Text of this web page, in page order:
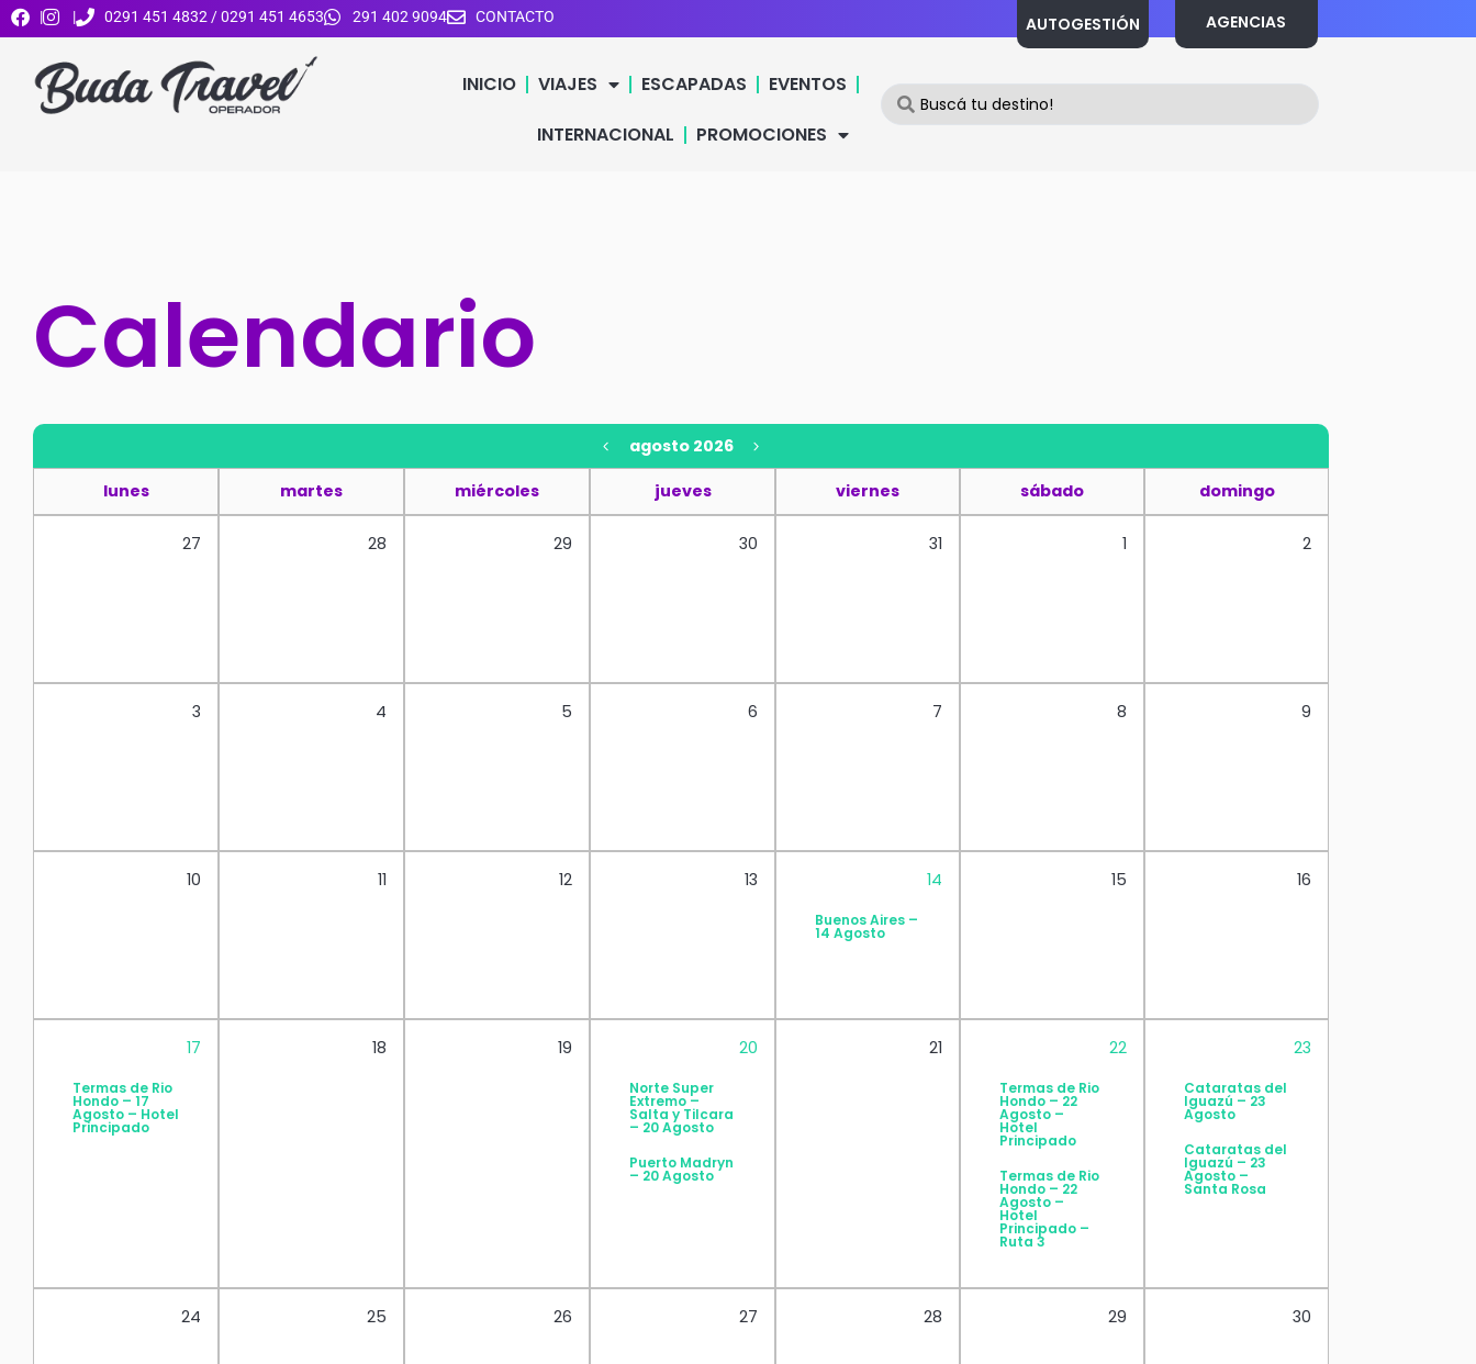
| | 0291 451 4832 / 0291 451 4653 291 402 9094 CONTACTO AUTOGESTIÓN AGENCIAS
INICIO VIAJES ESCAPADAS
EVENTOS
INTERNACIONAL
PROMOCIONES
Calendario
agosto 2026
lunes martes miércoles jueves viernes sábado domingo
27 28 29 30 31 1 2
3 4 5 6 7 8 9
10 11 12 13 14
Buenos Aires –
14 Agosto
15 16
17
Termas de Rio
Hondo – 17
Agosto – Hotel
Principado
18 19 20
Norte Super
Extremo –
Salta y Tilcara
– 20 Agosto
Puerto Madryn
– 20 Agosto
21 22
Termas de Rio
Hondo – 22
Agosto –
Hotel
Principado
Termas de Rio
Hondo – 22
Agosto –
Hotel
Principado –
Ruta 3
23
Cataratas del
Iguazú – 23
Agosto
Cataratas del
Iguazú – 23
Agosto –
Santa Rosa
24 25 26 27 28 29 30